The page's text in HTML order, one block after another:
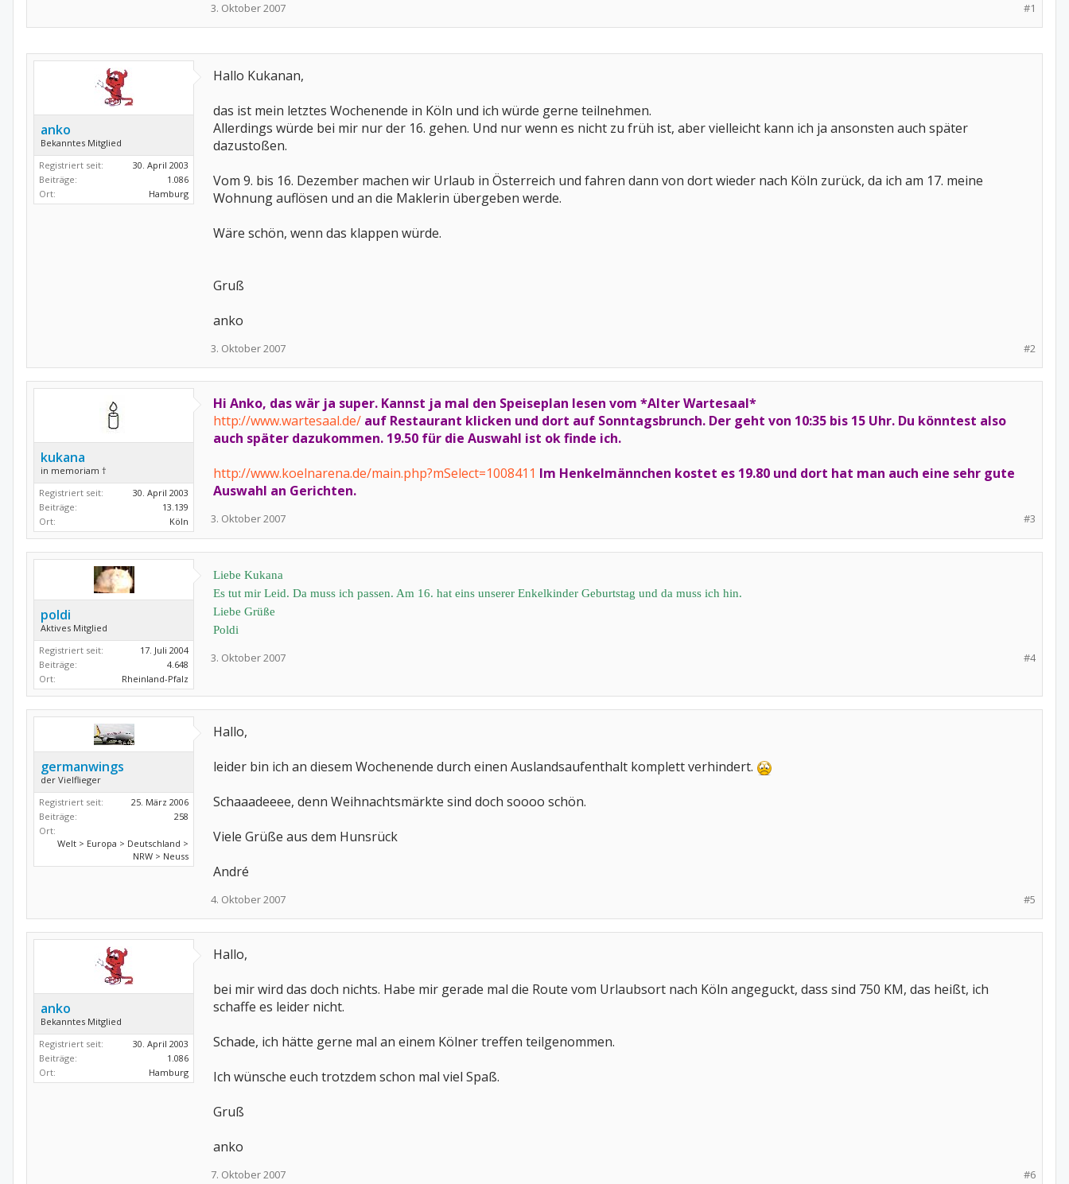
#1
3. Oktober 2007
anko
Bekanntes Mitglied
Registriert seit:
30. April 2003
Beiträge:
1.086
Ort:
Hamburg
Hallo Kukanan,
das ist mein letztes Wochenende in Köln und ich würde gerne teilnehmen.
Allerdings würde bei mir nur der 16. gehen. Und nur wenn es nicht zu früh ist, aber vielleicht kann ich ja ansonsten auch später
dazustoßen.
Vom 9. bis 16. Dezember machen wir Urlaub in Österreich und fahren dann von dort wieder nach Köln zurück, da ich am 17. meine
Wohnung auflösen und an die Maklerin übergeben werde.
Wäre schön, wenn das klappen würde.
Gruß
anko
#2
3. Oktober 2007
kukana
in memoriam †
Registriert seit:
30. April 2003
Beiträge:
13.139
Ort:
Köln
Hi Anko, das wär ja super. Kannst ja mal den Speiseplan lesen vom *Alter Wartesaal*
http://www.wartesaal.de/ auf Restaurant klicken und dort auf Sonntagsbrunch. Der geht von 10:35 bis 15 Uhr. Du könntest also
auch später dazukommen. 19.50 für die Auswahl ist ok finde ich.
http://www.koelnarena.de/main.php?mSelect=1008411 Im Henkelmännchen kostet es 19.80 und dort hat man auch eine sehr gute
Auswahl an Gerichten.
#3
3. Oktober 2007
poldi
Aktives Mitglied
Registriert seit:
17. Juli 2004
Beiträge:
4.648
Ort:
Rheinland-Pfalz
Liebe Kukana
Es tut mir Leid. Da muss ich passen. Am 16. hat eins unserer Enkelkinder Geburtstag und da muss ich hin.
Liebe Grüße
Poldi
#4
3. Oktober 2007
germanwings
der Vielflieger
Registriert seit:
25. März 2006
Beiträge:
258
Ort:
Welt > Europa > Deutschland >
NRW > Neuss
Hallo,
leider bin ich an diesem Wochenende durch einen Auslandsaufenthalt komplett verhindert.
Schaaadeeee, denn Weihnachtsmärkte sind doch soooo schön.
Viele Grüße aus dem Hunsrück
André
#5
4. Oktober 2007
anko
Bekanntes Mitglied
Registriert seit:
30. April 2003
Beiträge:
1.086
Ort:
Hamburg
Hallo,
bei mir wird das doch nichts. Habe mir gerade mal die Route vom Urlaubsort nach Köln angeguckt, dass sind 750 KM, das heißt, ich
schaffe es leider nicht.
Schade, ich hätte gerne mal an einem Kölner treffen teilgenommen.
Ich wünsche euch trotzdem schon mal viel Spaß.
Gruß
anko
#6
7. Oktober 2007